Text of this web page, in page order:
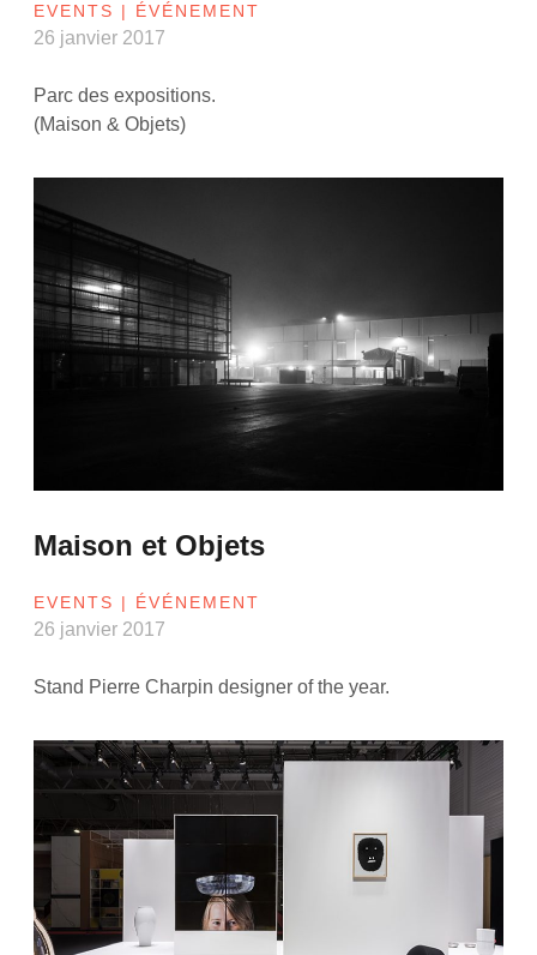
EVENTS | ÉVÉNEMENT
26 janvier 2017
Parc des expositions.
(Maison & Objets)
Maison et Objets
EVENTS | ÉVÉNEMENT
26 janvier 2017
Stand Pierre Charpin designer of the year.